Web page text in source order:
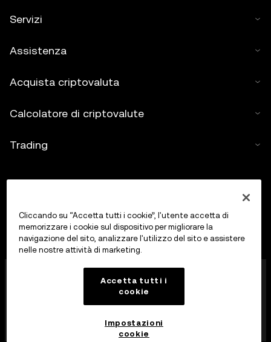
Servizi
Assistenza
Acquista criptovaluta
Calcolatore di criptovalute
Trading
OKX Europe Limited, che opera con il nome
commerciale OKX, è ora una piattaforma di trading di
crypto-asset autorizzata come Crypto-Asset
Services Provider da MFSA ai sensi dell’Articolo 28 del
Markets in Crypto-Assets Act (Capitolo 647 delle
Cliccando su “Accetta tutti i cookie”, l'utente accetta di
memorizzare i cookie sul dispositivo per migliorare la
navigazione del sito, analizzare l'utilizzo del sito e assistere
nelle nostre attività di marketing.
Accetta tutti i
cookie
Impostazioni
cookie